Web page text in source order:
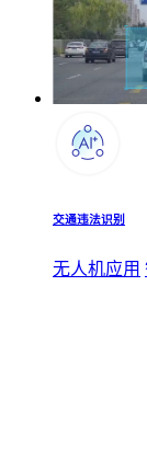
交通违法识别
无人机应用